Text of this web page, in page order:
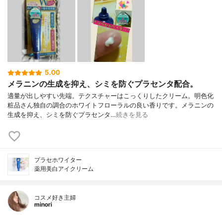
5.00
メラニンの生成を抑え、シミを防ぐプラセンタ配合。
適量が出しやすい先端。テクスチャーはこっくりしたクリーム。明色化
粧品さん独自の調合のホワイトフローラルの良い香りです。メラニンの
生成を抑え、シミを防ぐプラセンタ…続きを見る
プラセホワイター
薬用美白アイクリーム
コスメ好き主婦
minori